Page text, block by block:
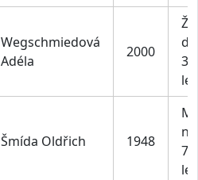
Wegschmiedová
Adéla
2000
do
34
let
Šmída Oldřich 1948
70
let